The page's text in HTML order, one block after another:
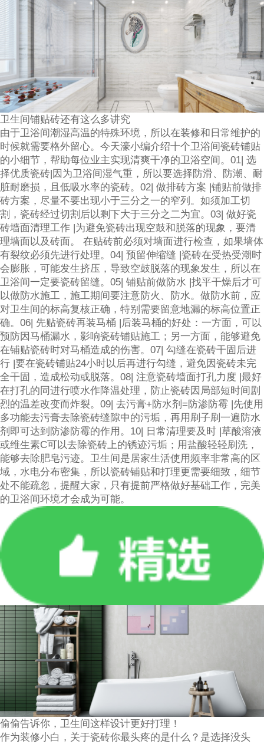
卫生间铺贴砖还有这么多讲究
由于卫浴间潮湿高温的特殊环境，所以在装修和日常维护的
时候就需要格外留心。今天濠小编介绍十个卫浴间瓷砖铺贴
的小细节，帮助每位业主实现清爽干净的卫浴空间。01| 选
择优质瓷砖|因为卫浴间湿气重，所以要选择防滑、防潮、耐
脏耐磨损，且低吸水率的瓷砖。02| 做排砖方案 |铺贴前做排
砖方案，尽量不要出现小于三分之一的窄列。如须加工切
割，瓷砖经过切割后以剩下大于三分之二为宜。03| 做好瓷
砖墙面清理工作 |为避免瓷砖出现空鼓和脱落的现象，要清
理墙面以及砖面。 在贴砖前必须对墙面进行检查，如果墙体
有裂纹必须先进行处理。04| 预留伸缩缝 |瓷砖在受热受潮时
会膨胀，可能发生挤压，导致空鼓脱落的现象发生，所以在
卫浴间一定要瓷砖留缝。05| 铺贴前做防水 |找平干燥后才可
以做防水施工，施工期间要注意防火、防水。做防水前，应
对卫生间的标高复核正确，特别需要留意地漏的标高位置正
确。06| 先贴瓷砖再装马桶 |后装马桶的好处：一方面，可以
预防因马桶漏水，影响瓷砖铺贴施工；另一方面，能够避免
在铺贴瓷砖时对马桶造成的伤害。07| 勾缝在瓷砖干固后进
行 |要在瓷砖铺贴24小时以后再进行勾缝，避免因瓷砖未完
全干固，造成松动或脱落。08| 注意瓷砖墙面打孔力度 |最好
在打孔的同进行喷水作降温处理，防止瓷砖因局部短时间剧
烈的温差改变而炸裂。09| 去污膏+防水剂=防渗防霉 |先使用
多功能去污膏去除瓷砖缝隙中的污垢，再用刷子刷一遍防水
剂即可达到防渗防霉的作用。10| 日常清理要及时 |草酸溶液
或维生素C可以去除瓷砖上的锈迹污垢；用盐酸轻轻刷洗，
能够去除肥皂污迹。卫生间是居家生活使用频率非常高的区
域，水电分布密集，所以瓷砖铺贴和打理更需要细致，细节
处不能疏忽，提醒大家，只有提前严格做好基础工作，完美
的卫浴间环境才会成为可能。
偷偷告诉你，卫生间这样设计更好打理！
作为装修小白，关于瓷砖你最头疼的是什么？是选择没头